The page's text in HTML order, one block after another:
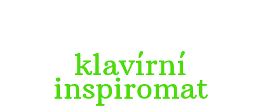
klavírní
inspiromat